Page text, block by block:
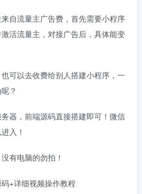
自流量主广告费，首先需要小程序
活流量主，对接广告后，具体能变
可以去收费给别人搭建小程序，一
？
器，前端源码直接搭建即可！微信
入！
有电脑的勿拍！
+详细视频操作教程